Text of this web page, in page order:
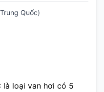
Quốc)
là loại van hơi có 5